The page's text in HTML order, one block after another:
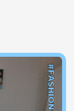
#FASHION